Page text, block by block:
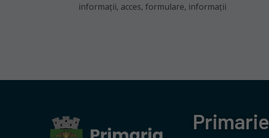
informații, acces, formulare, informații
Primarie